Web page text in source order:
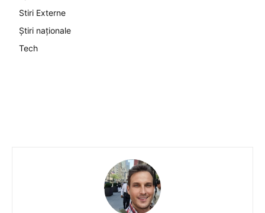
Stiri Externe
Știri naționale
Tech